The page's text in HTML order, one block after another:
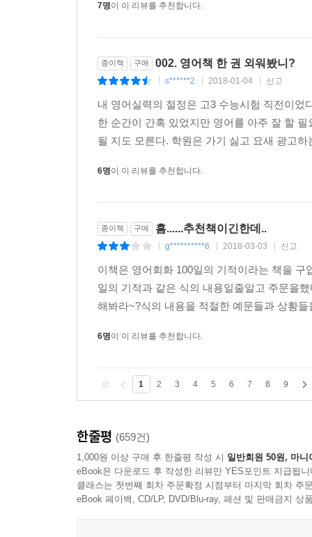
7명이 이 리뷰를 추천합니다.
종이책 구매 002. 영어책 한 권 외워봤니?
s******2 2018-01-04 신고
내 영어실력의 절정은 고3 수능시험 직전이
한 순간이 간혹 있었지만 영어를 아주 잘 할
될 지도 모른다. 학원은 가기 싫고 요새 광고
6명이 이 리뷰를 추천합니다.
종이책 구매 흠......추천책이긴한데..
g**********6 2018-03-03 신고
이책은 영어회화 100일의 기적이라는 책을
일의 기적과 같은 식의 내용일줄알고 주문을
해봐라~?식의 내용을 적절한 예문들과 상황
6명이 이 리뷰를 추천합니다.
1 2 3 4 5 6 7 8 9
한줄평 (659건)
1,000원 이상 구매 후 한줄평 작성 시 일반회원 50원, 마니
eBook은 다운로드 후 작성한 리뷰만 YES포인트 지급됩니
클래스는 첫번째 회차 주문확정 시점부터 마지막 회차 주
eBook 페이백, CD/LP, DVD/Blu-ray, 패션 및 판매금지 상